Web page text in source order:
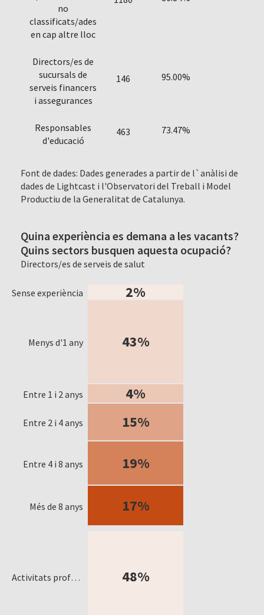
no
classificats/ades
en cap altre lloc
Directors/es de
sucursals de
serveis financers
i assegurances
146 95.00%
Responsables
d'educació
463 73.47%
Font de dades: Dades generades a partir de l`anàlisi de
dades de Lightcast i l'Observatori del Treball i Model
Productiu de la Generalitat de Catalunya.
Quina experiència es demana a les vacants?
Quins sectors busquen aquesta ocupació?
Directors/es de serveis de salut
Sense experiència 2%
Menys d'1 any 43%
Entre 1 i 2 anys 4%
Entre 2 i 4 anys 15%
Entre 4 i 8 anys 19%
Més de 8 anys 17%
Activitats professionals, científiques i tècniques 48%